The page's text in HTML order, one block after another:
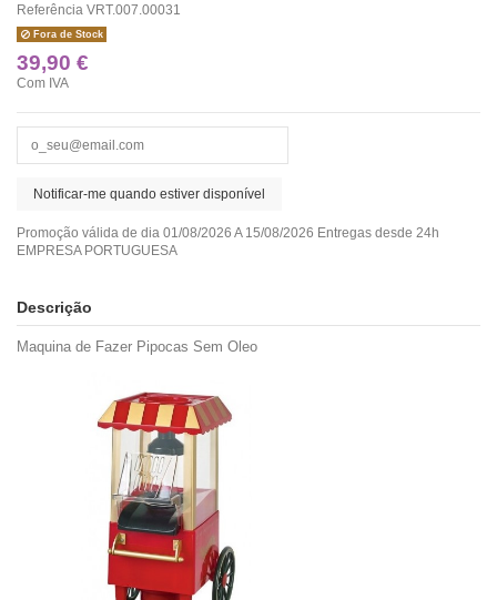
Referência VRT.007.00031
Fora de Stock
39,90 €
Com IVA
Promoção válida de dia 01/08/2026 A 15/08/2026 Entregas desde 24h
EMPRESA PORTUGUESA
Descrição
Maquina de Fazer Pipocas Sem Oleo